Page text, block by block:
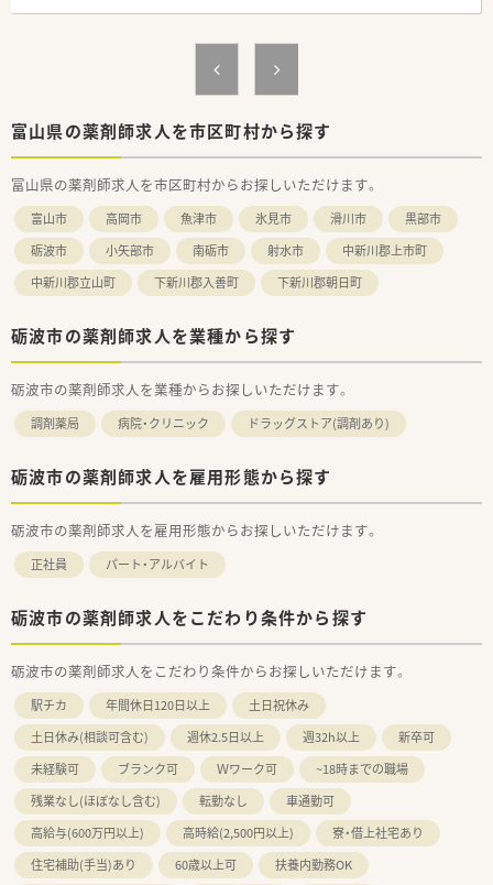
■富山県を本拠地に石川や関東へ28店舗を展開し、訪問看護や
介護事業も運営する多角的な法人です
■現場の意見を吸い上げるプロジェクトチームを結成するなど、
【職場環境と雰囲気】
■店舗は蔵を改装して建築されており、周囲の景観と調和した落
ち着きのある空間で業務を行えます
■ノルマがなく患者様への対応に集中できるため、精神的なプレ
ッシャーが少なく働きやすい職場です
■離職率が低く勤続年数の長いスタッフが多いため、安定した人
【想定されるキャリアイメージ】
■eラーニングや外部研修への参加費助成制度を活用し、薬剤師
としての専門知識を深めることができます
管理職を目指すキャリアパスも可能です
た業務改善や企画立案に携われます
富山県の薬剤師求人を市区町村から探す
富山県の薬剤師求人を市区町村からお探しいただけます。
富山市 高岡市 魚津市 氷見市 滑川市
黒部市
砺波市
小矢部市 南砺市 射水市
中新川郡上市町
中新川郡立山町
下新川郡入善町 下新川郡朝日町
砺波市の薬剤師求人を業種から探す
砺波市の薬剤師求人を業種からお探しいただけます。
調剤薬局 病院・クリニック ドラッグストア(調剤あり)
砺波市の薬剤師求人を雇用形態から探す
砺波市の薬剤師求人を雇用形態からお探しいただけます。
正社員 パート・アルバイト
砺波市の薬剤師求人をこだわり条件から探す
砺波市の薬剤師求人をこだわり条件からお探しいただけます。
駅チカ 年間休日120日以上
土日祝休み
土日休み(相談可含む)
週休2.5日以上 週32h以上
新卒可
未経験可
ブランク可 Ｗワーク可
~18時までの職場
残業なし(ほぼなし含む)
転勤なし
車通勤可
高給与(600万円以上)
高時給(2,500円以上)
寮・借上社宅あり
住宅補助(手当)あり
60歳以上可
扶養内勤務OK